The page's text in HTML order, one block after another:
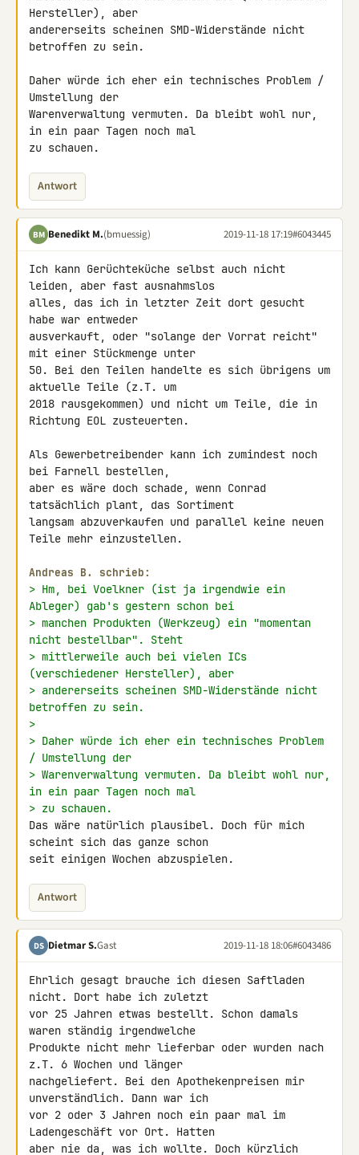
Hersteller), aber
andererseits scheinen SMD-Widerstände nicht
betroffen zu sein.
Daher würde ich eher ein technisches Problem /
Umstellung der
Warenverwaltung vermuten. Da bleibt wohl nur,
in ein paar Tagen noch mal
zu schauen.
Antwort
BM Benedikt M.(bmuessig) 2019-11-18 17:19#6043445
Ich kann Gerüchteküche selbst auch nicht
leiden, aber fast ausnahmslos
alles, das ich in letzter Zeit dort gesucht
habe war entweder
ausverkauft, oder "solange der Vorrat reicht"
mit einer Stückmenge unter
50. Bei den Teilen handelte es sich übrigens um
aktuelle Teile (z.T. um
2018 rausgekommen) und nicht um Teile, die in
Richtung EOL zusteuerten.
Als Gewerbetreibender kann ich zumindest noch
bei Farnell bestellen,
aber es wäre doch schade, wenn Conrad
tatsächlich plant, das Sortiment
langsam abzuverkaufen und parallel keine neuen
Teile mehr einzustellen.
Andreas B. schrieb:
> Hm, bei Voelkner (ist ja irgendwie ein
Ableger) gab's gestern schon bei
> manchen Produkten (Werkzeug) ein "momentan
nicht bestellbar". Steht
> mittlerweile auch bei vielen ICs
(verschiedener Hersteller), aber
> andererseits scheinen SMD-Widerstände nicht
betroffen zu sein.
>
> Daher würde ich eher ein technisches Problem
/ Umstellung der
> Warenverwaltung vermuten. Da bleibt wohl nur,
in ein paar Tagen noch mal
> zu schauen.
Das wäre natürlich plausibel. Doch für mich
scheint sich das ganze schon
seit einigen Wochen abzuspielen.
Antwort
DS Dietmar S.Gast 2019-11-18 18:06#6043486
Ehrlich gesagt brauche ich diesen Saftladen
nicht. Dort habe ich zuletzt
vor 25 Jahren etwas bestellt. Schon damals
waren ständig irgendwelche
Produkte nicht mehr lieferbar oder wurden nach
z.T. 6 Wochen und länger
nachgeliefert. Bei den Apothekenpreisen mir
unverständlich. Dann war ich
vor 2 oder 3 Jahren noch ein paar mal im
Ladengeschäft vor Ort. Hatten
aber nie da, was ich wollte. Doch kürzlich